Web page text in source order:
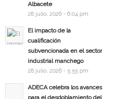
Albacete
28 julio, 2026 - 6:04 pm
El impacto de la
cualificación
subvencionada en el sector
industrial manchego
28 julio, 2026 - 5:55 pm
ADECA celebra los avances
para el desdoblamiento del